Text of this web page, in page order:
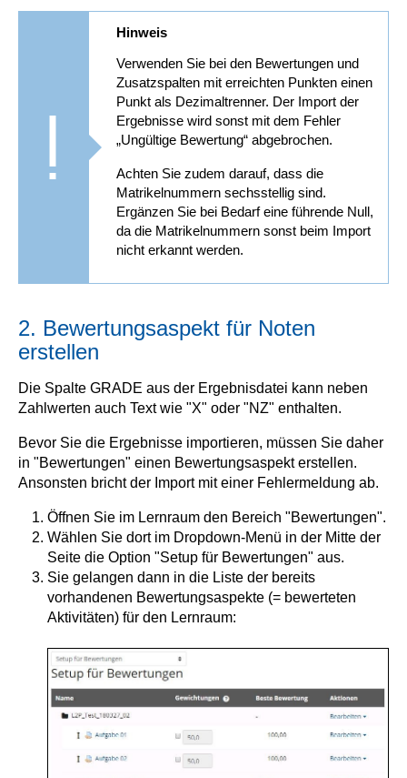
Hinweis
Verwenden Sie bei den Bewertungen und
Zusatzspalten mit erreichten Punkten einen
Punkt als Dezimaltrenner. Der Import der
Ergebnisse wird sonst mit dem Fehler
„Ungültige Bewertung“ abgebrochen.
Achten Sie zudem darauf, dass die
Matrikelnummern sechsstellig sind.
Ergänzen Sie bei Bedarf eine führende Null,
da die Matrikelnummern sonst beim Import
nicht erkannt werden.
2. Bewertungsaspekt für Noten
erstellen
Die Spalte GRADE aus der Ergebnisdatei kann neben
Zahlwerten auch Text wie "X" oder "NZ" enthalten.
Bevor Sie die Ergebnisse importieren, müssen Sie daher
in "Bewertungen" einen Bewertungsaspekt erstellen.
Ansonsten bricht der Import mit einer Fehlermeldung ab.
Öffnen Sie im Lernraum den Bereich "Bewertungen".
Wählen Sie dort im Dropdown-Menü in der Mitte der
Seite die Option "Setup für Bewertungen" aus.
Sie gelangen dann in die Liste der bereits
vorhandenen Bewertungsaspekte (= bewerteten
Aktivitäten) für den Lernraum: